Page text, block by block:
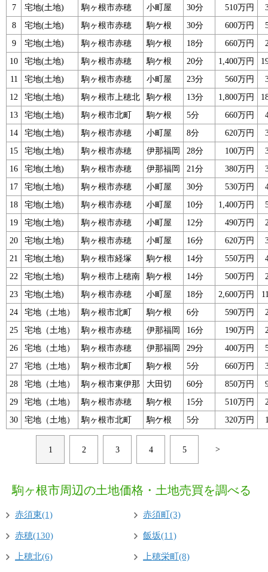
7 宅地(土地) 駒ヶ根市赤穂 小町屋 30分 510万円
8
宅地(土地) 駒ヶ根市赤穂 駒ケ根 30分 600万円
9
宅地(土地) 駒ヶ根市赤穂 駒ケ根 18分 660万円
10
宅地(土地) 駒ヶ根市赤穂 駒ケ根 20分 1,400万円
11
宅地(土地) 駒ヶ根市赤穂 小町屋 23分 560万円
12
宅地(土地) 駒ヶ根市上穂北 駒ケ根 13分 1,800万円
13
宅地(土地) 駒ヶ根市北町 駒ケ根 5分 660万円
14
宅地(土地) 駒ヶ根市赤穂 小町屋 8分 620万円
15
宅地(土地) 駒ヶ根市赤穂 伊那福岡 28分 100万円
16
宅地(土地) 駒ヶ根市赤穂 伊那福岡 21分 380万円
17
宅地(土地) 駒ヶ根市赤穂 小町屋 30分 530万円
18
宅地(土地) 駒ヶ根市赤穂 小町屋 10分 1,400万円
19
宅地(土地) 駒ヶ根市赤穂 小町屋 12分 490万円
20
宅地(土地) 駒ヶ根市赤穂 小町屋 16分 620万円
21
宅地(土地) 駒ヶ根市経塚 駒ケ根 14分 550万円
22
宅地(土地) 駒ヶ根市上穂南 駒ケ根 14分 500万円
23
宅地(土地) 駒ヶ根市赤穂 小町屋 18分 2,600万円
24
宅地（土地） 駒ヶ根市北町 駒ケ根 6分 590万円
25
宅地（土地） 駒ヶ根市赤穂 伊那福岡 16分 190万円
26
宅地（土地） 駒ヶ根市赤穂 伊那福岡 29分 400万円
27
宅地（土地） 駒ヶ根市北町 駒ケ根 5分 660万円
28
宅地（土地） 駒ヶ根市東伊那 大田切 60分 850万円
29
宅地（土地） 駒ヶ根市赤穂 駒ケ根 15分 510万円
30
宅地（土地） 駒ヶ根市北町 駒ケ根 5分 320万円
1 2 3 4 5 >
駒ヶ根市周辺の土地価格・土地売買を調べる
赤須東(1) 赤須町(3)
赤穂(130) 飯坂(11)
上穂北(6) 上穂栄町(8)